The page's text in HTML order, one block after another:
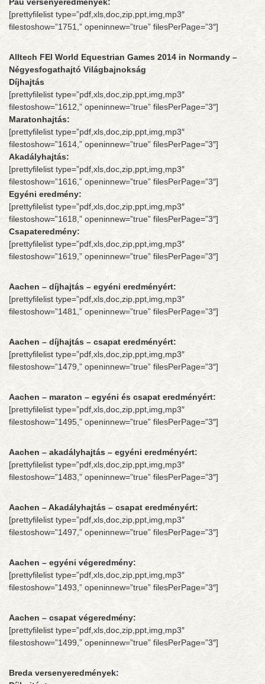
[prettyfilelist type=”pdf,xls,doc,zip,ppt,img,mp3″
filestoshow=”1751,” openinnew=”true” filesPerPage=”3″]
Alltech FEI World Equestrian Games 2014 in Normandy –
Négyesfogathajtó Világbajnokság
Díjhajtás
[prettyfilelist type=”pdf,xls,doc,zip,ppt,img,mp3″
filestoshow=”1612,” openinnew=”true” filesPerPage=”3″]
Maratonhajtás:
[prettyfilelist type=”pdf,xls,doc,zip,ppt,img,mp3″
filestoshow=”1614,” openinnew=”true” filesPerPage=”3″]
Akadályhajtás:
[prettyfilelist type=”pdf,xls,doc,zip,ppt,img,mp3″
filestoshow=”1616,” openinnew=”true” filesPerPage=”3″]
Egyéni eredmény:
[prettyfilelist type=”pdf,xls,doc,zip,ppt,img,mp3″
filestoshow=”1618,” openinnew=”true” filesPerPage=”3″]
Csapateredmény:
[prettyfilelist type=”pdf,xls,doc,zip,ppt,img,mp3″
filestoshow=”1619,” openinnew=”true” filesPerPage=”3″]
Aachen – díjhajtás – egyéni eredményért:
[prettyfilelist type=”pdf,xls,doc,zip,ppt,img,mp3″
filestoshow=”1481,” openinnew=”true” filesPerPage=”3″]
Aachen – díjhajtás – csapat eredményért:
[prettyfilelist type=”pdf,xls,doc,zip,ppt,img,mp3″
filestoshow=”1479,” openinnew=”true” filesPerPage=”3″]
Aachen – maraton – egyéni és csapat eredményért:
[prettyfilelist type=”pdf,xls,doc,zip,ppt,img,mp3″
filestoshow=”1495,” openinnew=”true” filesPerPage=”3″]
Aachen – akadályhajtás – egyéni eredményért:
[prettyfilelist type=”pdf,xls,doc,zip,ppt,img,mp3″
filestoshow=”1483,” openinnew=”true” filesPerPage=”3″]
Aachen – Akadályhajtás – csapat eredményért:
[prettyfilelist type=”pdf,xls,doc,zip,ppt,img,mp3″
filestoshow=”1497,” openinnew=”true” filesPerPage=”3″]
Aachen – egyéni végeredmény:
[prettyfilelist type=”pdf,xls,doc,zip,ppt,img,mp3″
filestoshow=”1493,” openinnew=”true” filesPerPage=”3″]
Aachen – csapat végeredmény:
[prettyfilelist type=”pdf,xls,doc,zip,ppt,img,mp3″
filestoshow=”1499,” openinnew=”true” filesPerPage=”3″]
Breda versenyeredmények: